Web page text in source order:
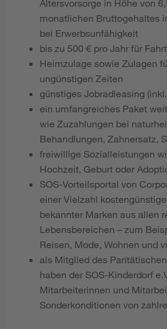
Altersvorsorge in Höhe von
monatlichen Bruttogehaltes
bei Erwerbsunfähigkeit
bis zu 500 € pro Jahr für
Heimzulage sowie Zulagen
ungünstigen Zeiten
günstiges Jobradleasing
ein umfangreiches Paket
wie Zuzahlungen bei
Behandlungen, Zahnersatz,
freiwillige Sozialleistungen
Hochzeit, Geburt oder
SOS-Vorteilsportal von
einer Vielzahl
bekannter Marken aus allen
Lebensbereichen – zum
Reisen, Mode, Wohnen und
als Mitglied des
haben der SOS-Kinderdorf
Mitarbeiterinnen und
Sonderkonditionen von